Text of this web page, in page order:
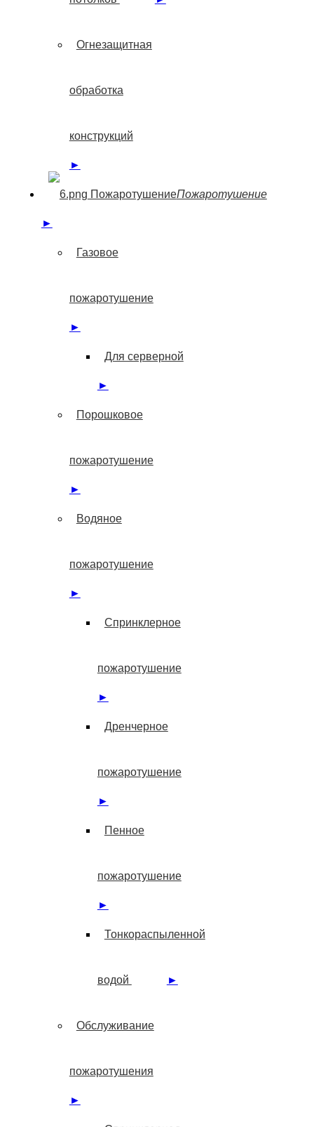
Огнезащитная
обработка
конструкций
►
ПожаротушениеПожаротушение
►
Газовое
пожаротушение
►
Для серверной
►
Порошковое
пожаротушение
►
Водяное
пожаротушение
►
Спринклерное
пожаротушение
►
Дренчерное
пожаротушение
►
Пенное
пожаротушение
►
Тонкораспыленной
водой ►
Обслуживание
пожаротушения
►